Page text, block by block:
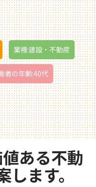
業種:建設・不動産
者の年齢:40代
ある不動
ます。